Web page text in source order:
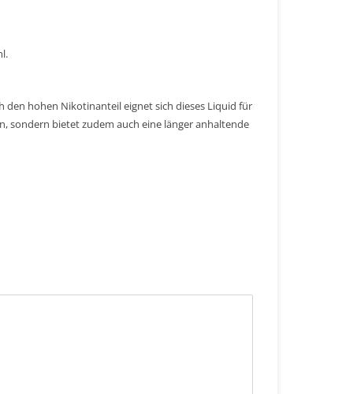
den hohen Nikotinanteil eignet sich dieses Liquid für
sondern bietet zudem auch eine länger anhaltende